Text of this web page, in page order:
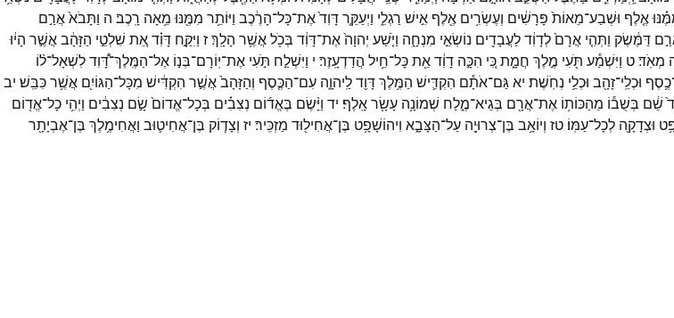
אֶ֤לֶף וּשְׁבַע־מֵאוֹת֙ פָּרָשִׁ֔ים וְעֶשְׂרִ֥ים אֶ֖לֶף אִ֣ישׁ רַגְלִ֑י וַיְעַקֵּ֤רדָּוִד֙אֶת־כָּל־הָרֶ֔כֶב וַיּוֹתֵ֥ר מִמֶּ֖נּוּ מֵ֥אָה רָֽכֶב׃ ה וַתָּבֹא֙אֲרַ֣ם
דַּמֶּ֔שֶׂק וַתְּהִ֤י אֲרָם֙לְדָוִ֔דלַעֲבָדִ֖ים נוֹשְׂאֵ֣י מִנְחָ֑ה וַיֹּ֤שַׁע יְהוָה֙אֶת־דָּוִ֔ד בְּכֹ֖לאֲשֶׁ֥ר הָלָֽךְ׃ז וַיִּקַּ֣ח דָּוִ֗דאֵ֚ת שִׁלְטֵ֣י הַזָּהָ֔באֲשֶׁ֣ר הָי֔וּ
מְאֹֽד׃ט וַיִּשְׁמַ֕ע תֹּ֖עִי מֶ֣לֶךְ חֲמָ֑תכִּ֚י הִכָּ֣ה דָוִ֔דאֵ֖תכָּל־חֵ֥יל הֲדַדְעָֽזֶר׃ י וַיִּשְׁלַ֣ח תֹּ֣עִי אֶת־יֽוֹרָם־בְּנ֣וֹ אֶל־הַמֶּֽלֶךְ־דָּ֠וִדלִשְׁאָל־ל֨וֹ
כֶ֥סֶף וּכְלֵֽי־זָהָ֖ב וּכְלֵ֥י נְחֹֽשֶׁת׃ יאגַּם־אֹתָ֕ם הִקְדִּ֛ישׁ הַמֶּ֥לֶךְדָּוִ֖דלַֽיהוָ֑ה עִם־הַכֶּ֤סֶף וְהַזָּהָב֙אֲשֶׁ֣ר הִקְדִּ֔ישׁ מִכָּל־הַגּוֹיִ֖ם אֲשֶׁ֥רכִּבֵּֽשׁ׃ יב
שֵׁ֔ם בְּשֻׁב֕וֹ מֵהַכּוֹת֥וֹ אֶת־אֲרָ֖ם בְּגֵיא־מֶ֑לַח שְׁמוֹנָ֥ה עָשָׂ֖ראָֽלֶף׃ יד וַיָּ֨שֶׂם בֶּאֱד֜וֹם נְצִבִ֗ים בְּכָל־אֱדוֹם֙ שָׂ֣ם נְצִבִ֔ים וַיְהִ֥י כָל־אֱד֖וֹם
וּצְדָקָ֖ה לְכָל־עַמּֽוֹ׃ טז וְיוֹאָ֥ב בֶּן־צְרוּיָ֖ה עַל־הַצָּבָ֑א וִיהוֹשָׁפָ֥ט בֶּן־אֲחִיל֖וּד מַזְכִּֽיר׃ יז וְצָד֧וֹק בֶּן־אֲחִיט֛וּב וַאֲחִימֶ֥לֶךְ בֶּן־אֶבְיָתָ֖ר